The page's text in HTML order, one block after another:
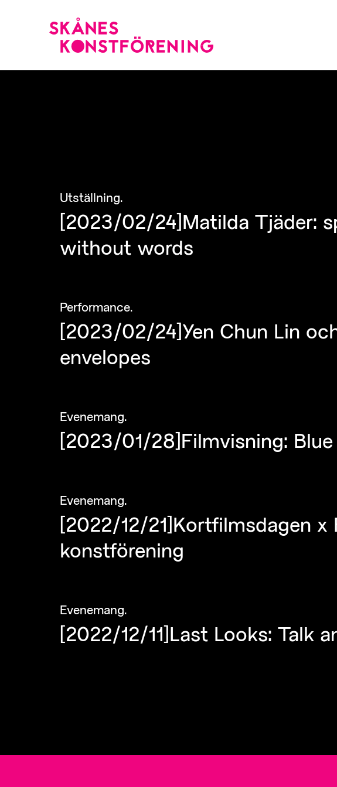
Utställning.
[2023/02/24]Matilda Tjäder:
without words
Performance.
[2023/02/24]Yen Chun Lin
envelopes
Evenemang.
[2023/01/28]Filmvisning:
Evenemang.
[2022/12/21]Kortfilmsdagen x
konstförening
Evenemang.
[2022/12/11]Last Looks: Talk